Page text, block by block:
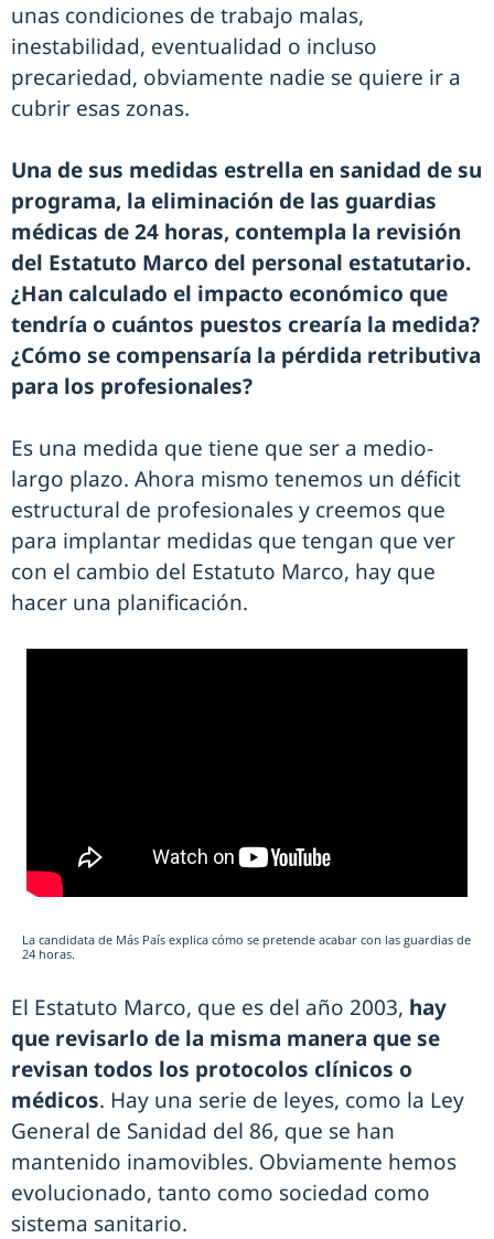
unas condiciones de trabajo malas,
inestabilidad, eventualidad o incluso
precariedad, obviamente nadie se quiere ir a
cubrir esas zonas.
Una de sus medidas estrella en sanidad de su
programa, la eliminación de las guardias
médicas de 24 horas, contempla la revisión
del Estatuto Marco del personal estatutario.
¿Han calculado el impacto económico que
tendría o cuántos puestos crearía la medida?
¿Cómo se compensaría la pérdida retributiva
para los profesionales?
Es una medida que tiene que ser a medio-
largo plazo. Ahora mismo tenemos un déficit
estructural de profesionales y creemos que
para implantar medidas que tengan que ver
con el cambio del Estatuto Marco, hay que
hacer una planificación.
La candidata de Más País explica cómo se pretende acabar con las guardias de
24 horas.
El Estatuto Marco, que es del año 2003, hay
que revisarlo de la misma manera que se
revisan todos los protocolos clínicos o
médicos. Hay una serie de leyes, como la Ley
General de Sanidad del 86, que se han
mantenido inamovibles. Obviamente hemos
evolucionado, tanto como sociedad como
sistema sanitario.